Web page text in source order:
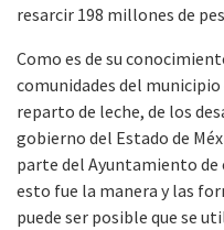
resarcir 198 millones de
Como es de su
comunidades del
reparto de leche, de los
gobierno del Estado de
parte del Ayuntamiento
esto fue la manera y las
puede ser posible que se